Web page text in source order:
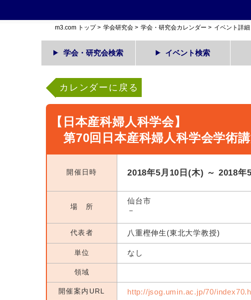
m3.com トップ> 学会研究会 > 学会・研究会カレンダー > イベント詳細
学会・研究会検索 イベント検索
カレンダーに戻る
【日本産科婦人科学会】
第70回日本産科婦人科学会学術
開催日時 2018年5月10日(木) ～ 2018年
場 所
仙台市
－
代表者 八重樫伸生(東北大学教授)
単位 なし
領域
開催案内URL http://jsog.umin.ac.jp/70/